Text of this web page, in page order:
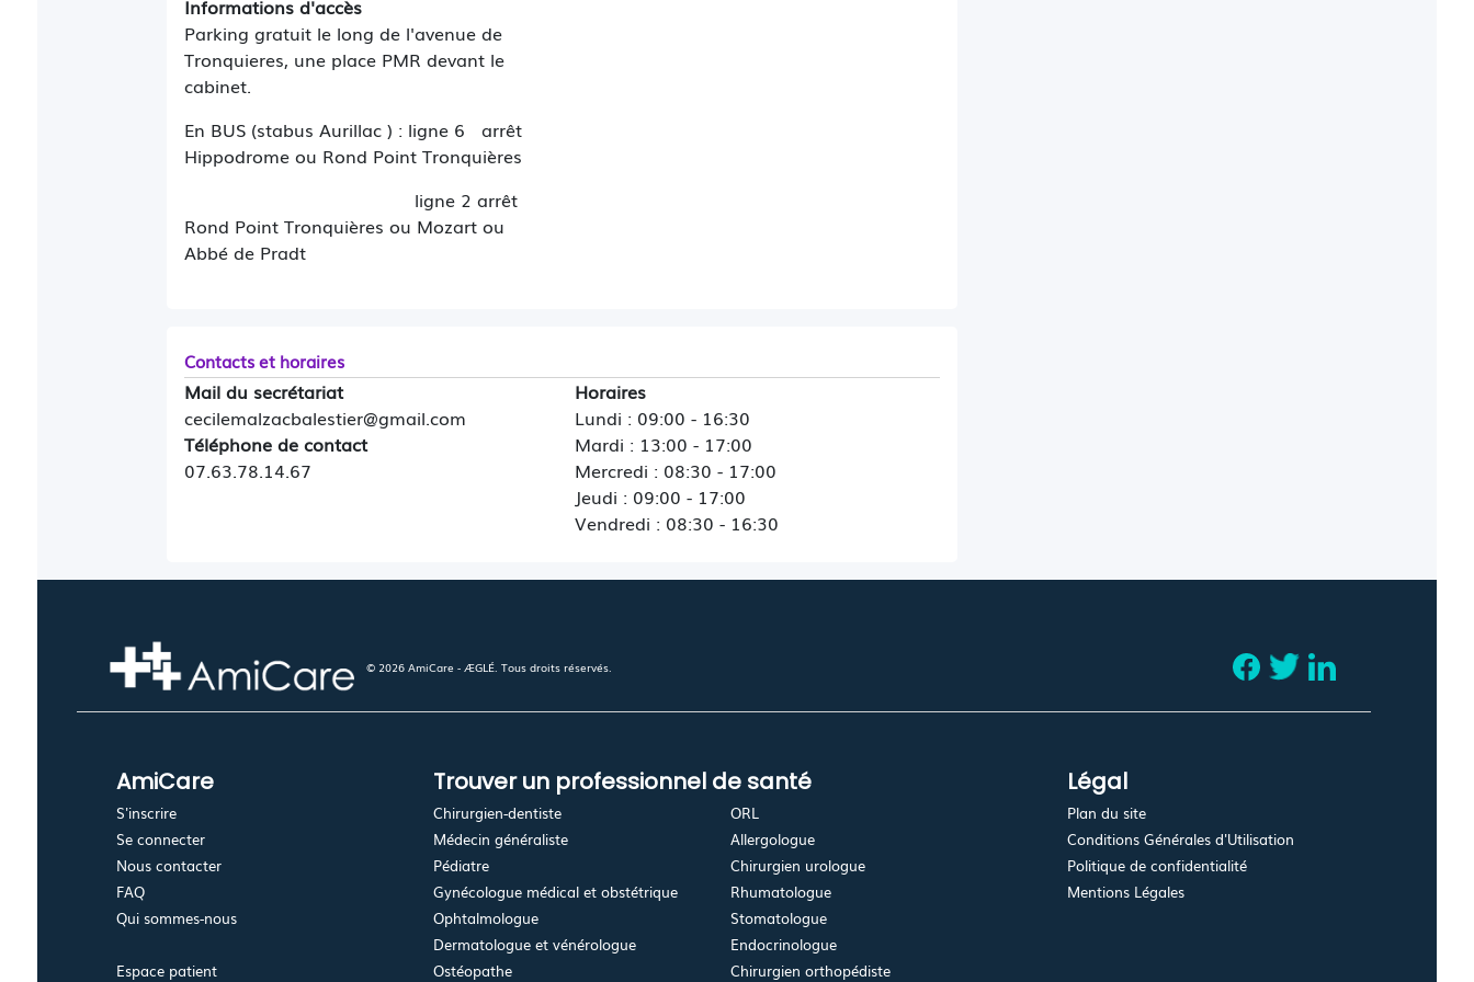
Informations d'accès
Parking gratuit le long de l'avenue de
Tronquieres, une place PMR devant le
cabinet.
En BUS (stabus Aurillac ) : ligne 6 arrêt
Hippodrome ou Rond Point Tronquières
ligne 2 arrêt
Rond Point Tronquières ou Mozart ou
Abbé de Pradt
Contacts et horaires
Mail du secrétariat
cecilemalzacbalestier@gmail.com
Téléphone de contact
07.63.78.14.67
Horaires
Lundi : 09:00 - 16:30
Mardi : 13:00 - 17:00
Mercredi : 08:30 - 17:00
Jeudi : 09:00 - 17:00
Vendredi : 08:30 - 16:30
© 2026 AmiCare - ÆGLÉ. Tous droits réservés.
AmiCare
S'inscrire
Se connecter
Nous contacter
FAQ
Qui sommes-nous
Espace patient
Trouver un professionnel de santé
Chirurgien-dentiste
Médecin généraliste
Pédiatre
Gynécologue médical et obstétrique
Ophtalmologue
Dermatologue et vénérologue
Ostéopathe
ORL
Allergologue
Chirurgien urologue
Rhumatologue
Stomatologue
Endocrinologue
Chirurgien orthopédiste
Légal
Plan du site
Conditions Générales d'Utilisation
Politique de confidentialité
Mentions Légales